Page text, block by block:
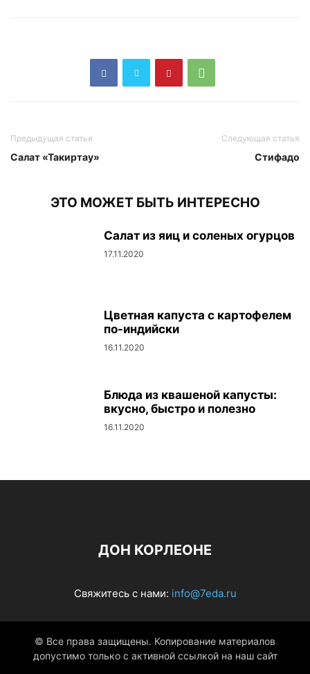
Предыдущая статья
Салат «Такиртау»
Следующая статья
Стифадо
ЭТО МОЖЕТ БЫТЬ ИНТЕРЕСНО
Салат из яиц и соленых огурцов
17.11.2020
Цветная капуста с картофелем
по-индийски
16.11.2020
Блюда из квашеной капусты:
вкусно, быстро и полезно
16.11.2020
ДОН КОРЛЕОНЕ
Свяжитесь с нами: info@7eda.ru
© Все права защищены. Копирование материалов
допустимо только с активной ссылкой на наш сайт